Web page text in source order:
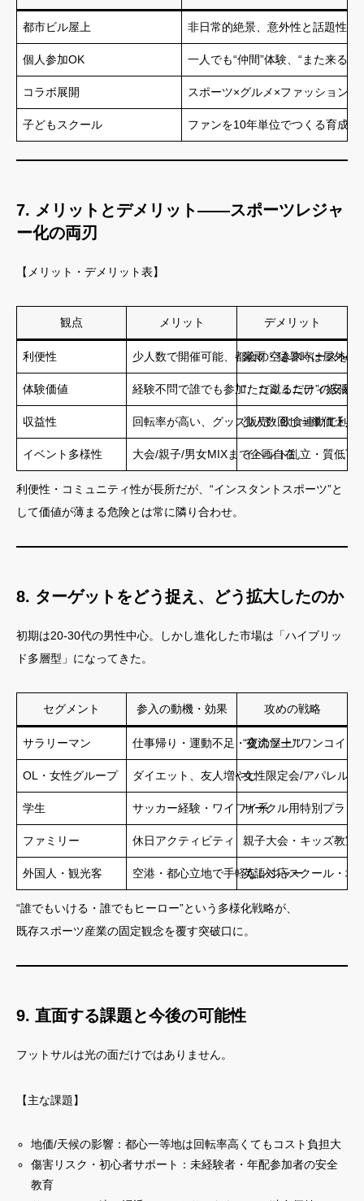
都市ビル屋上 非日常的絶景、意外性と話題性
個人参加OK 一人でも“仲間”体験、“また来る”
コラボ展開 スポーツ×グルメ×ファッション
子どもスクール ファンを10年単位でつくる育成力
7. メリットとデメリット――スポーツレジャ
ー化の両刃
【メリット・デメリット表】
観点 メリット デメリット
利便性 少人数で開催可能、都会の空きスペースを活
豪雨・猛暑時は屋外/屋
体験価値 経験不問で誰でも参加、コミュニティ拡張
“ただ蹴るだけ”の安易
収益性 回転率が高い、グッズ販売・飲食連動で利益
少人数回し＝単価上昇
イベント多様性 大会/親子/男女MIXまで企画自在イベント乱立・質低下
利便性・コミュニティ性が長所だが、“インスタントスポーツ”と
して価値が薄まる危険とは常に隣り合わせ。
8. ターゲットをどう捉え、どう拡大したのか
初期は20-30代の男性中心。しかし進化した市場は「ハイブリッ
ド多層型」になってきた。
セグメント 参入の動機・効果 攻めの戦略
サラリーマン 仕事帰り・運動不足・交流ツール
“夜の屋上”“ワンコイン
OL・女性グループ ダイエット、友人増やし女性限定会/アパレル・
学生 サッカー経験・ワイワイ系サークル用特別プラン
ファミリー 休日アクティビティ 親子大会・キッズ教室
外国人・観光客 空港・都心立地で手軽なレジャー
英語対応スクール・地
“誰でもいける・誰でもヒーロー”という多様化戦略が、
既存スポーツ産業の固定観念を覆す突破口に。
9. 直面する課題と今後の可能性
フットサルは光の面だけではありません。
【主な課題】
地価/天候の影響：都心一等地は回転率高くてもコスト負担大
傷害リスク・初心者サポート：未経験者・年配参加者の安全
教育